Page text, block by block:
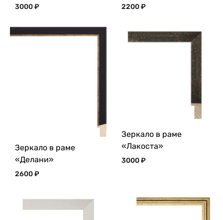
3000₽ 2200₽
Зеркало в раме
«Делани»
2600₽
Зеркало в раме
«Лакоста»
3000₽